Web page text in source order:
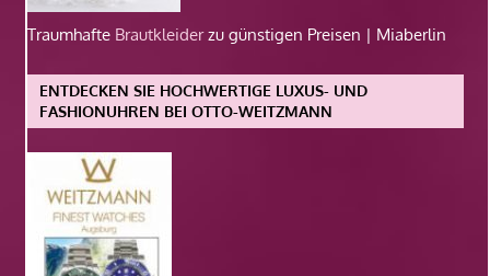
Traumhafte Brautkleiderzu günstigen Preisen | Miaberlin
ENTDECKEN SIE HOCHWERTIGE LUXUS- UND
FASHIONUHREN BEI OTTO-WEITZMANN